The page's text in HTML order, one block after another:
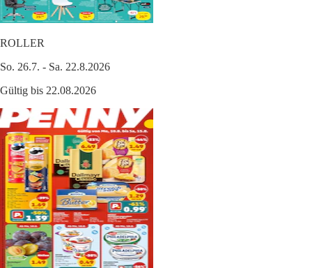
ROLLER
So. 26.7. - Sa. 22.8.2026
Gültig bis 22.08.2026